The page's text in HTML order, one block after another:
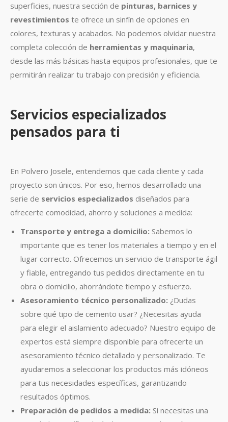
superficies, nuestra sección de pinturas, barnices y
revestimientos te ofrece un sinfín de opciones en
colores, texturas y acabados. No podemos olvidar nuestra
completa colección de herramientas y maquinaria,
desde las más básicas hasta equipos profesionales, que te
permitirán realizar tu trabajo con precisión y eficiencia.
Servicios especializados
pensados para ti
En Polvero Josele, entendemos que cada cliente y cada
proyecto son únicos. Por eso, hemos desarrollado una
serie de servicios especializados diseñados para
ofrecerte comodidad, ahorro y soluciones a medida:
Transporte y entrega a domicilio: Sabemos lo
importante que es tener los materiales a tiempo y en el
lugar correcto. Ofrecemos un servicio de transporte ágil
y fiable, entregando tus pedidos directamente en tu
obra o domicilio, ahorrándote tiempo y esfuerzo.
Asesoramiento técnico personalizado: ¿Dudas
sobre qué tipo de cemento usar? ¿Necesitas ayuda
para elegir el aislamiento adecuado? Nuestro equipo de
expertos está siempre disponible para ofrecerte un
asesoramiento técnico detallado y personalizado. Te
ayudaremos a seleccionar los productos más idóneos
para tus necesidades específicas, garantizando
resultados óptimos.
Preparación de pedidos a medida: Si necesitas una